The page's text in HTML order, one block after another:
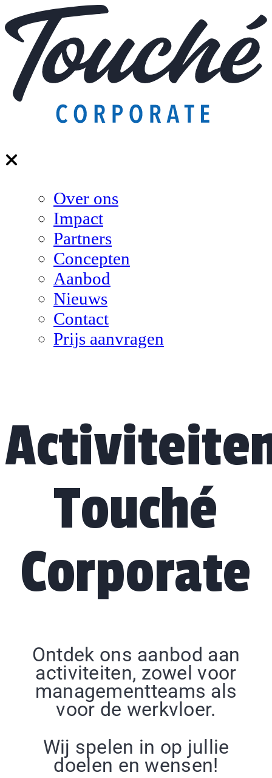
Over ons
Impact
Partners
Concepten
Aanbod
Nieuws
Contact
Prijs aanvragen
Touché
Corporate
Ontdek ons aanbod aan
activiteiten, zowel voor
managementteams als
voor de werkvloer.
Wij spelen in op jullie
doelen en wensen!